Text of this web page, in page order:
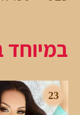
23